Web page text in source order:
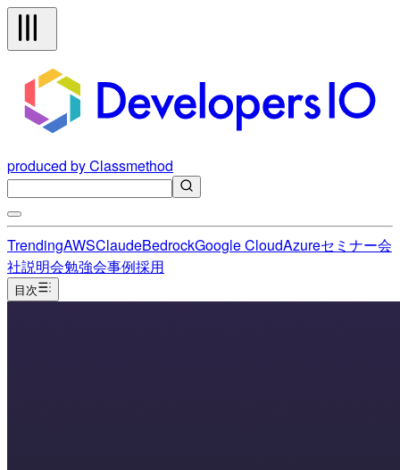
produced by Classmethod
TrendingAWSClaudeBedrockGoogle CloudAzureセミナー会
社説明会勉強会事例採用
目次